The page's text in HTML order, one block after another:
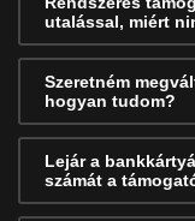
utalással, miért
Szeretném
hogyan tudom?
Lejár a
számát a